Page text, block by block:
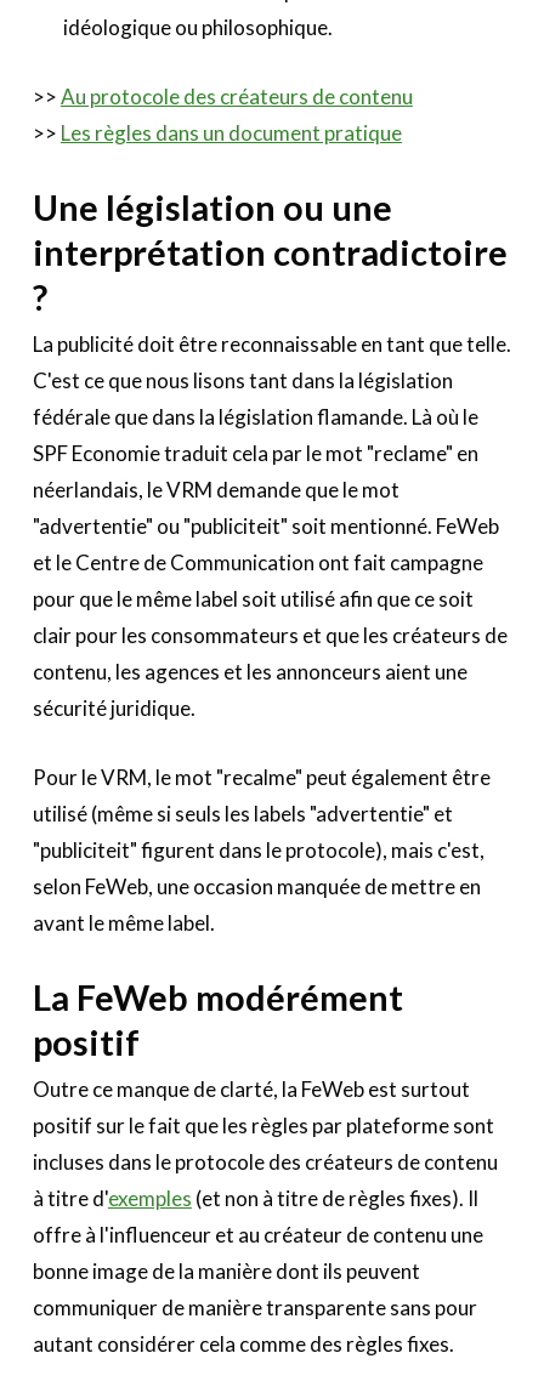
idéologique ou philosophique.
>>Au protocole des créateurs de contenu
>> Les règles dans un document pratique
Une législation ou une
interprétation contradictoire
?
La publicité doit être reconnaissable en tant que telle.
C'est ce que nous lisons tant dans la législation
fédérale que dans la législation flamande. Là où le
SPF Economie traduit cela par le mot "reclame" en
néerlandais, le VRM demande que le mot
"advertentie" ou "publiciteit" soit mentionné. FeWeb
et le Centre de Communication ont fait campagne
pour que le même label soit utilisé afin que ce soit
clair pour les consommateurs et que les créateurs de
contenu, les agences et les annonceurs aient une
sécurité juridique.
Pour le VRM, le mot "recalme" peut également être
utilisé (même si seuls les labels "advertentie" et
"publiciteit" figurent dans le protocole), mais c'est,
selon FeWeb, une occasion manquée de mettre en
avant le même label.
La FeWeb modérément
positif
Outre ce manque de clarté, la FeWeb est surtout
positif sur le fait que les règles par plateforme sont
incluses dans le protocole des créateurs de contenu
à titre d'exemples (et non à titre de règles fixes). Il
offre à l'influenceur et au créateur de contenu une
bonne image de la manière dont ils peuvent
communiquer de manière transparente sans pour
autant considérer cela comme des règles fixes.